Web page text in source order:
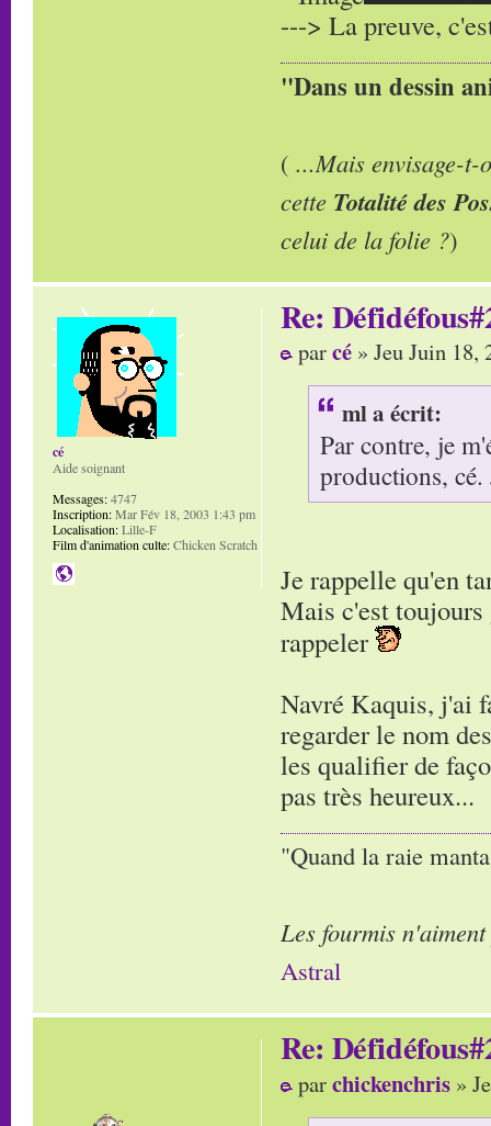
---> La preuve,
"Dans un dessin
( ...Mais envisage-t-
cette Totalité des
celui de la folie ?)
Re:
parcé » Jeu Juin 18,
ml a écrit:
Par contre, je
productions,
Je rappelle qu'en
Mais c'est
rappeler
Navré Kaquis, j'ai
regarder le nom
les qualifier de
pas très heureux...
"Quand la raie
Les fourmis
Astral
cé
Aide soignant
Messages:4747
Inscription:Mar Fév 18, 2003 1:43 pm
Localisation:Lille-F
Film d'animation culte:Chicken Scratch
Re:
parchickenchris »